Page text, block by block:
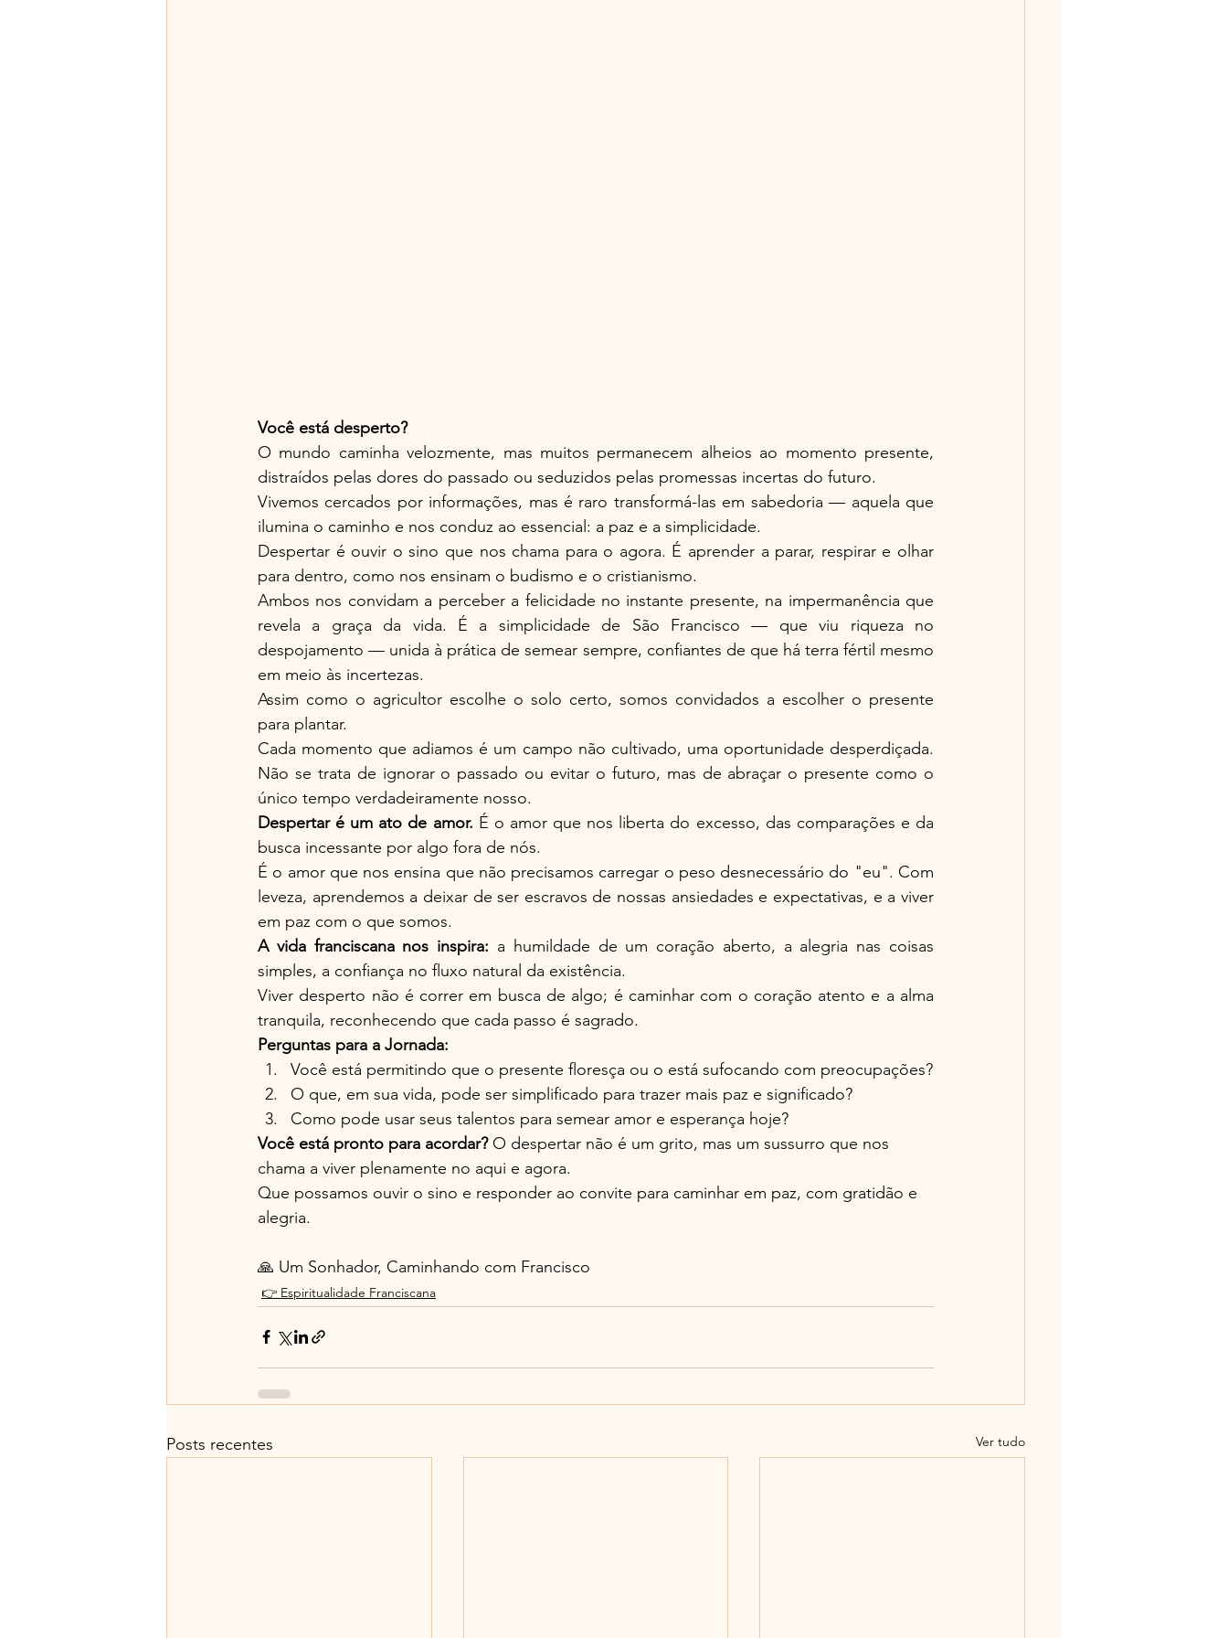
Você está desperto?
O mundo caminha velozmente, mas muitos permanecem alheios ao momento presente,
distraídos pelas dores do passado ou seduzidos pelas promessas incertas do futuro.
Vivemos cercados por informações, mas é raro transformá-las em sabedoria — aquela que
ilumina o caminho e nos conduz ao essencial: a paz e a simplicidade.
Despertar é ouvir o sino que nos chama para o agora. É aprender a parar, respirar e olhar
para dentro, como nos ensinam o budismo e o cristianismo.
Ambos nos convidam a perceber a felicidade no instante presente, na impermanência que
revela a graça da vida. É a simplicidade de São Francisco — que viu riqueza no
despojamento — unida à prática de semear sempre, confiantes de que há terra fértil mesmo
em meio às incertezas.
Assim como o agricultor escolhe o solo certo, somos convidados a escolher o presente
para plantar.
Cada momento que adiamos é um campo não cultivado, uma oportunidade desperdiçada.
Não se trata de ignorar o passado ou evitar o futuro, mas de abraçar o presente como o
único tempo verdadeiramente nosso.
Despertar é um ato de amor. É o amor que nos liberta do excesso, das comparações e da
busca incessante por algo fora de nós.
É o amor que nos ensina que não precisamos carregar o peso desnecessário do "eu". Com
leveza, aprendemos a deixar de ser escravos de nossas ansiedades e expectativas, e a viver
em paz com o que somos.
A vida franciscana nos inspira: a humildade de um coração aberto, a alegria nas coisas
simples, a confiança no fluxo natural da existência.
Viver desperto não é correr em busca de algo; é caminhar com o coração atento e a alma
tranquila, reconhecendo que cada passo é sagrado.
Perguntas para a Jornada:
Você está permitindo que o presente floresça ou o está sufocando com preocupações?
O que, em sua vida, pode ser simplificado para trazer mais paz e significado?
Como pode usar seus talentos para semear amor e esperança hoje?
Você está pronto para acordar? O despertar não é um grito, mas um sussurro que nos
chama a viver plenamente no aqui e agora.
Que possamos ouvir o sino e responder ao convite para caminhar em paz, com gratidão e
alegria.
🙏 Um Sonhador, Caminhando com Francisco
👉 Espiritualidade Franciscana
Posts recentes Ver tudo